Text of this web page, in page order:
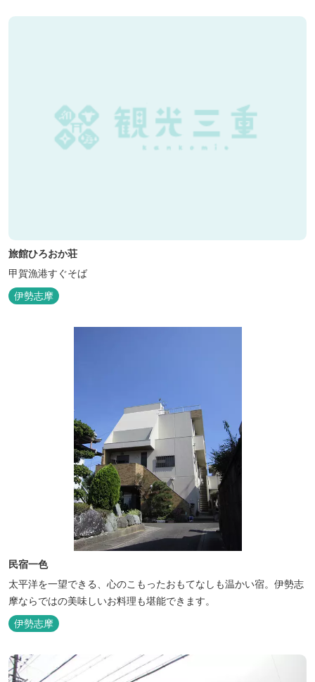
旅館ひろおか荘
甲賀漁港すぐそば
伊勢志摩
民宿一色
太平洋を一望できる、心のこもったおもてなしも温かい宿。伊勢志
摩ならではの美味しいお料理も堪能できます。
伊勢志摩